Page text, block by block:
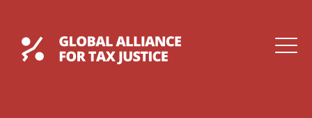
contenidoGlobal Tax Justice